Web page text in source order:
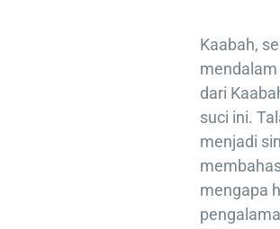
Kaabah,
dari
suci ini.
menjadi
mengapa